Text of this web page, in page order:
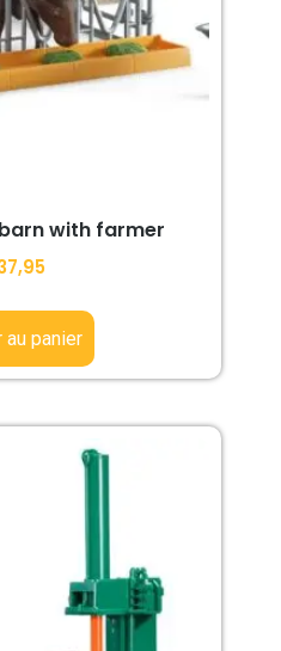
with farmer
au panier